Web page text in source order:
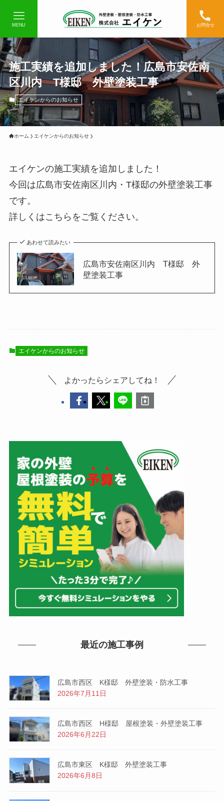
お問合せ
MENU
施工実績を追加しました！広島市安佐南
区川内 T様邸 外壁塗装工事
エイケンからのお知らせ
ホーム エイケンからのお知らせ
エイケンの施工実績を追加しました！
今回は広島市安佐南区川内・T様邸の外壁塗装工事
です。
詳しくはこちらをご覧ください。
あわせて読みたい
広島市安佐南区川内 T様邸 外
壁塗装工事
エイケンからのお知らせ
よかったらシェアしてね！
最近の施工事例
広島市西区 K様邸 外壁塗装・防水工事
2026年7月11日
広島市西区 H様邸 屋根塗装・外壁塗装工事
2026年6月22日
広島市東区 K様邸 外壁塗装工事
2026年6月8日